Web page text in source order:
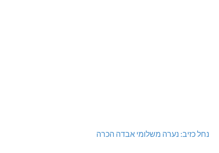
נחל כזיב: נערה משלומי אבדה הכרה